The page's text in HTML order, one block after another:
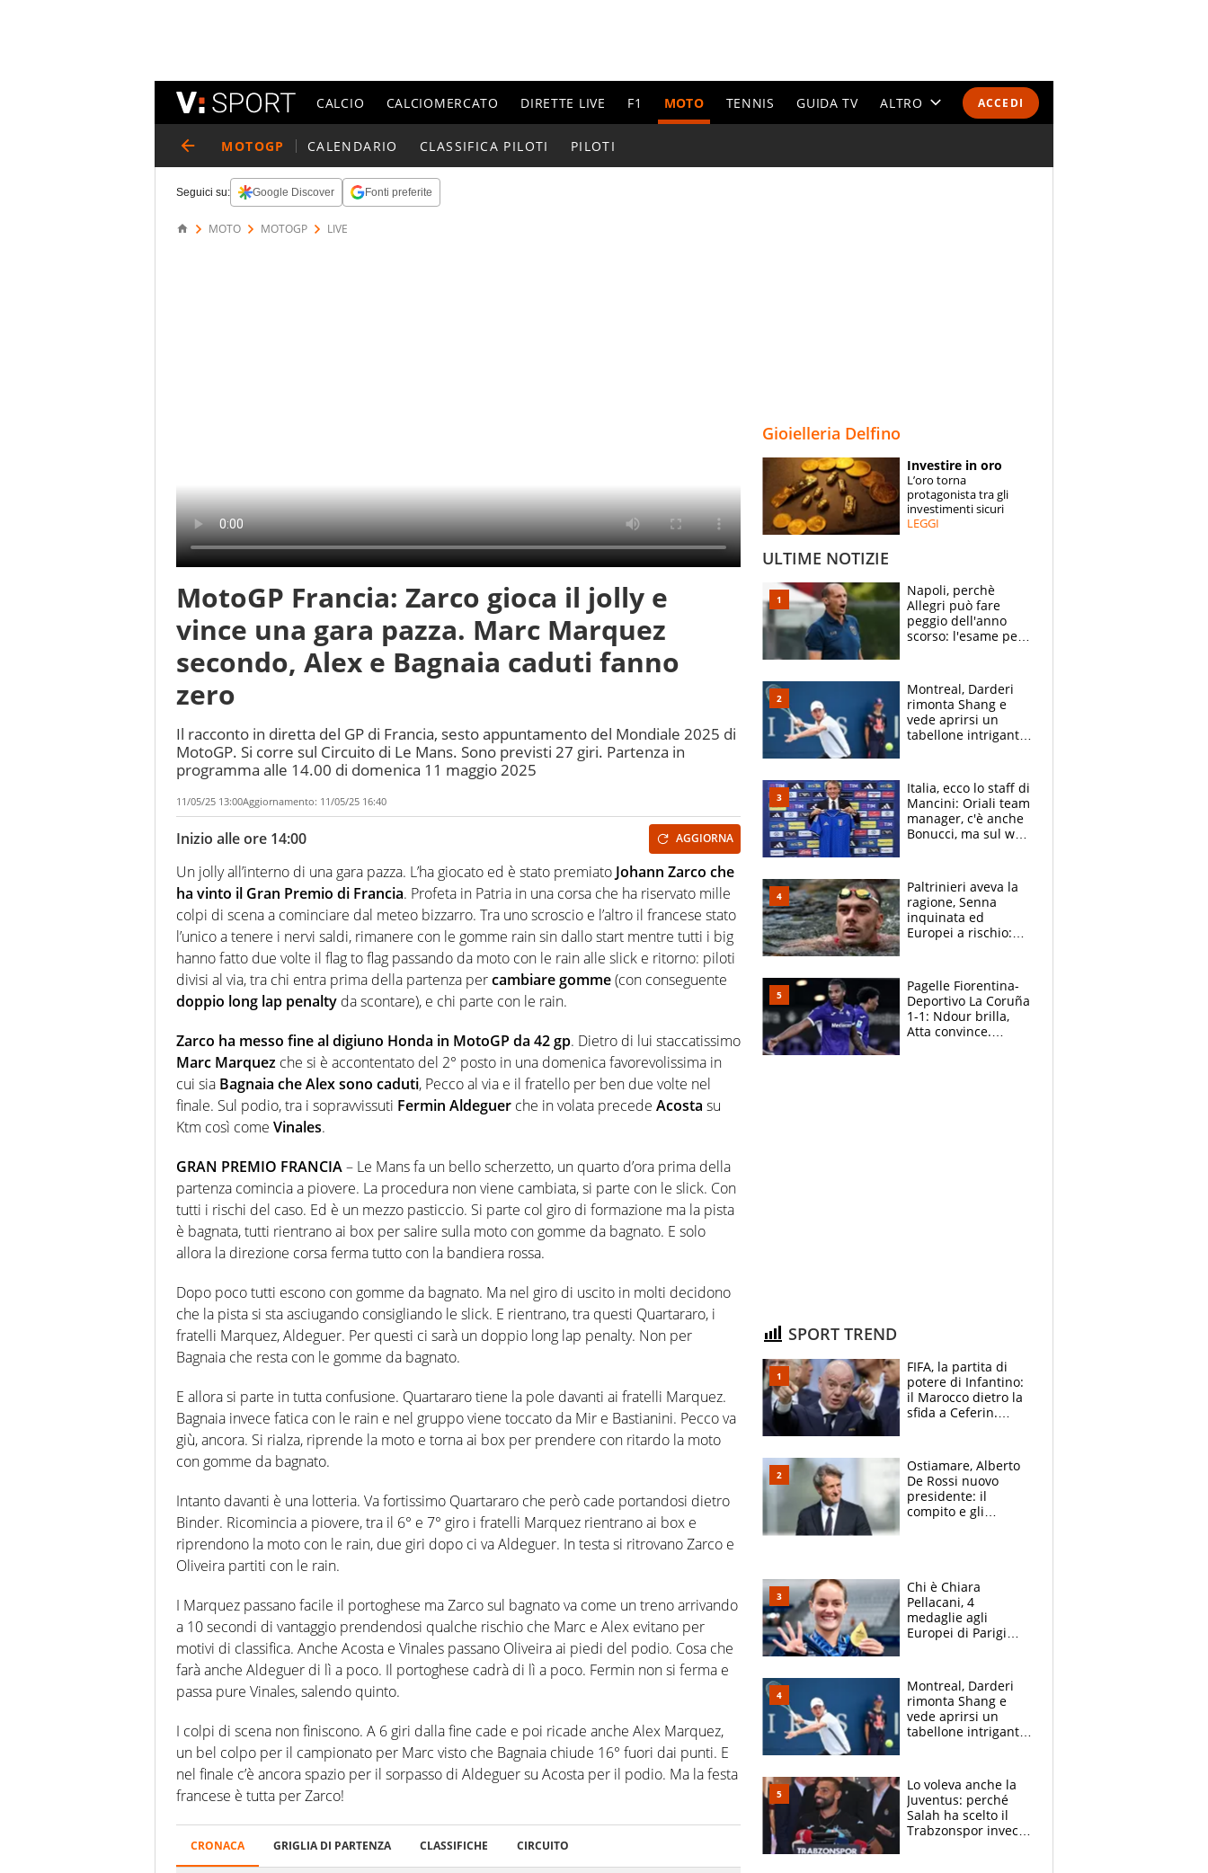
ACCEDI
CALCIO CALCIOMERCATO DIRETTE LIVE F1 MOTO TENNIS GUIDA TV ALTRO
ESPERTI
CONTATTI
MOTOGP CALENDARIO CLASSIFICA PILOTI PILOTI
Seguici su: Google Discover Fonti preferite
MOTO MOTOGP LIVE
MotoGP Francia: Zarco gioca il jolly e
vince una gara pazza. Marc Marquez
secondo, Alex e Bagnaia caduti fanno
zero
Il racconto in diretta del GP di Francia, sesto appuntamento del Mondiale 2025 di
MotoGP. Si corre sul Circuito di Le Mans. Sono previsti 27 giri. Partenza in
programma alle 14.00 di domenica 11 maggio 2025
11/05/25 13:00Aggiornamento: 11/05/25 16:40
AGGIORNA
Inizio alle ore 14:00
Un jolly all’interno di una gara pazza. L’ha giocato ed è stato premiato Johann Zarco che
ha vinto il Gran Premio di Francia. Profeta in Patria in una corsa che ha riservato mille
colpi di scena a cominciare dal meteo bizzarro. Tra uno scroscio e l’altro il francese stato
l’unico a tenere i nervi saldi, rimanere con le gomme rain sin dallo start mentre tutti i big
hanno fatto due volte il flag to flag passando da moto con le rain alle slick e ritorno: piloti
divisi al via, tra chi entra prima della partenza percambiare gomme(con conseguente
doppio long lap penalty da scontare), e chi parte con le rain.
Zarco ha messo fine al digiuno Honda in MotoGP da 42 gp. Dietro di lui staccatissimo
Marc Marquez che si è accontentato del 2° posto in una domenica favorevolissima in
cui sia Bagnaia che Alex sono caduti, Pecco al via e il fratello per ben due volte nel
finale. Sul podio, tra i sopravvissuti Fermin Aldeguer che in volata precede Acosta su
Ktm così come Vinales.
GRAN PREMIO FRANCIA– Le Mans fa un bello scherzetto, un quarto d’ora prima della
partenza comincia a piovere. La procedura non viene cambiata, si parte con le slick. Con
tutti i rischi del caso. Ed è un mezzo pasticcio. Si parte col giro di formazione ma la pista
è bagnata, tutti rientrano ai box per salire sulla moto con gomme da bagnato. E solo
allora la direzione corsa ferma tutto con la bandiera rossa.
Dopo poco tutti escono con gomme da bagnato. Ma nel giro di uscito in molti decidono
che la pista si sta asciugando consigliando le slick. E rientrano, tra questi Quartararo, i
fratelli Marquez, Aldeguer. Per questi ci sarà un doppio long lap penalty. Non per
Bagnaia che resta con le gomme da bagnato.
E allora si parte in tutta confusione. Quartararo tiene la pole davanti ai fratelli Marquez.
Bagnaia invece fatica con le rain e nel gruppo viene toccato da Mir e Bastianini. Pecco va
giù, ancora. Si rialza, riprende la moto e torna ai box per prendere con ritardo la moto
con gomme da bagnato.
Intanto davanti è una lotteria. Va fortissimo Quartararo che però cade portandosi dietro
Binder. Ricomincia a piovere, tra il 6° e 7° giro i fratelli Marquez rientrano ai box e
riprendono la moto con le rain, due giri dopo ci va Aldeguer. In testa si ritrovano Zarco e
Oliveira partiti con le rain.
I Marquez passano facile il portoghese ma Zarco sul bagnato va come un treno arrivando
a 10 secondi di vantaggio prendendosi qualche rischio che Marc e Alex evitano per
motivi di classifica. Anche Acosta e Vinales passano Oliveira ai piedi del podio. Cosa che
farà anche Aldeguer di lì a poco. Il portoghese cadrà di lì a poco. Fermin non si ferma e
passa pure Vinales, salendo quinto.
I colpi di scena non finiscono. A 6 giri dalla fine cade e poi ricade anche Alex Marquez,
un bel colpo per il campionato per Marc visto che Bagnaia chiude 16° fuori dai punti. E
nel finale c’è ancora spazio per il sorpasso di Aldeguer su Acosta per il podio. Ma la festa
francese è tutta per Zarco!
CRONACA GRIGLIA DI PARTENZA CLASSIFICHE CIRCUITO
Posizioni
PILOTI
French
GP
Gioielleria Delfino
Investire in oro
L’oro torna
protagonista tra gli
investimenti sicuri
LEGGI
ULTIME NOTIZIE
Napoli, perchè
Allegri può fare
peggio dell'anno
scorso: l'esame per
Monopoly
Montreal, Darderi
rimonta Shang e
vede aprirsi un
tabellone intrigante:
felice del mio livello"
Italia, ecco lo staff di
Mancini: Oriali team
manager, c'è anche
Bonucci, ma sul web
Paltrinieri aveva la
ragione, Senna
inquinata ed
Europei a rischio:
adesso
Pagelle Fiorentina-
Deportivo La Coruña
1-1: Ndour brilla,
Atta convince.
SPORT TREND
FIFA, la partita di
potere di Infantino:
il Marocco dietro la
sfida a Ceferin.
squadre, l’ira di Figo
Ostiamare, Alberto
De Rossi nuovo
presidente: il
compito e gli
Chi è Chiara
Pellacani, 4
medaglie agli
Europei di Parigi
giornalista, mamma
insegnante e il
fratello calciatore
Montreal, Darderi
rimonta Shang e
vede aprirsi un
tabellone intrigante:
felice del mio livello"
Lo voleva anche la
Juventus: perché
Salah ha scelto il
Trabzonspor invece